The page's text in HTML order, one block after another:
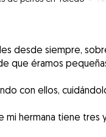
desde siempre,
que éramos
con ellos,
hermana tiene tres